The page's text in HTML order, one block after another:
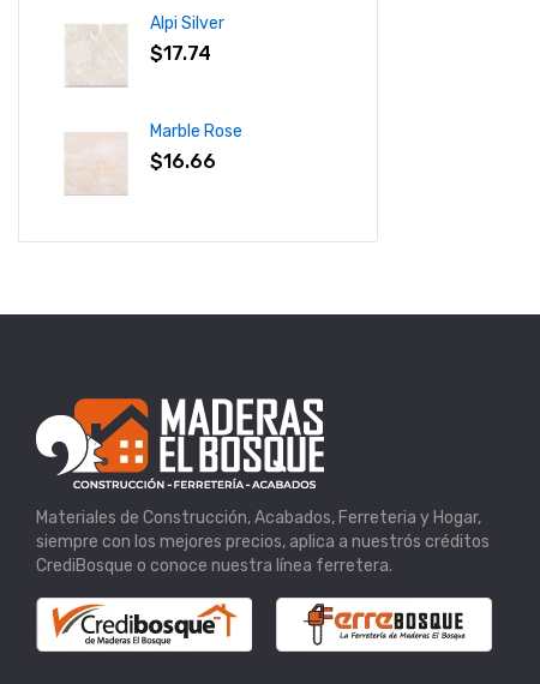
Alpi Silver
$17.74
Marble Rose
$16.66
Materiales de Construcción, Acabados, Ferreteria y Hogar,
siempre con los mejores precios, aplica a nuestrós créditos
CrediBosque o conoce nuestra línea ferretera.